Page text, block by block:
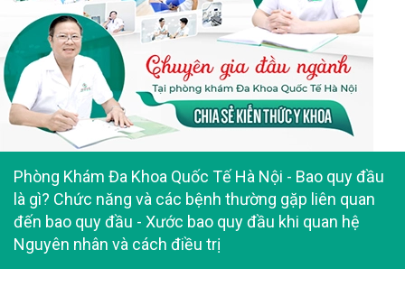
Phòng Khám Đa Khoa Quốc Tế Hà Nội - Bao quy đầu
là gì? Chức năng và các bệnh thường gặp liên quan
đến bao quy đầu - Xước bao quy đầu khi quan hệ
Nguyên nhân và cách điều trị